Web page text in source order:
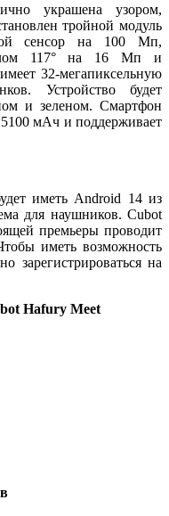
украшена узором,
тройной модуль
сенсор на 100 Мп,
117° на 16 Мп и
32-мегапиксельную
Устройство будет
и зеленом. Смартфон
5100 мАч и поддерживает
иметь Android 14 из
для наушников. Cubot
премьеры проводит
иметь возможность
зарегистрироваться на
Hafury Meet